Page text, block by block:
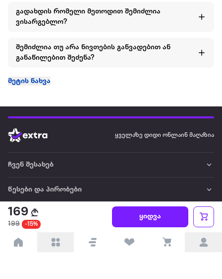
169
199 -15%
ყიდვა
გადახდის რომელი მეთოდით შემიძლია
ვისარგებლო?
შემიძლია თუ არა ნივთების განვადებით ან
განაწილებით შეძენა?
მეტის ნახვა
ყველაზე დიდი ონლაინ მაღაზია
ჩვენ შესახებ
წესები და პირობები
პარტნიორებისთვის
ტრენდული